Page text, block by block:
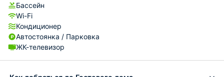
Бассейн
Wi-Fi
Кондиционер
Автостоянка / Парковка
ЖК-телевизор